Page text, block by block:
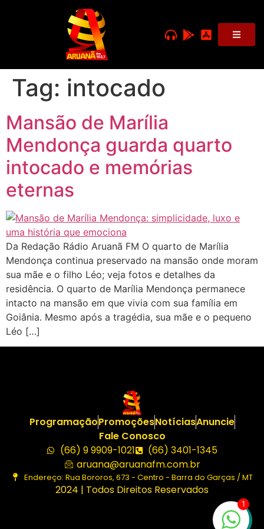
Tag: intocado
Mansão de Marília
Mendonça guarda quarto
intocado e memórias
eternas
Da Redação Rádio Aruanã FM O quarto de Marília
Mendonça continua preservado na mansão onde moram
sua mãe e o filho Léo; veja fotos e detalhes da
residência. O quarto de Marília Mendonça permanece
intacto na mansão em que vivia com sua família em
Goiânia. Mesmo após a tragédia, sua mãe e o pequeno
Léo […]
ProgramaçãoPromoçõesNotíciasAnuncie
Fale Conosco
(66) 9 9909-1021
(66) 3401-1345
aruana@aruanafm.com.br
Endereço: Rua Bororos, 673 - Centro - Barra do Garças / MT
2024 | Todos Direitos Reservados
1